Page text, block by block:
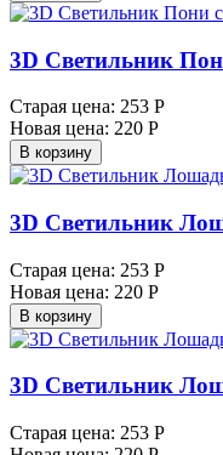
3D Светильник
Старая цена: 253 Р
Новая цена: 220 Р
В корзину
3D Светильник
Старая цена: 253 Р
Новая цена: 220 Р
В корзину
3D Светильник
Старая цена: 253 Р